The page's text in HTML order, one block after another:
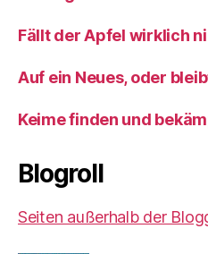
Fällt der Apfel wirklich
Auf ein Neues, oder
Keime finden und
Blogroll
Seiten außerhalb der